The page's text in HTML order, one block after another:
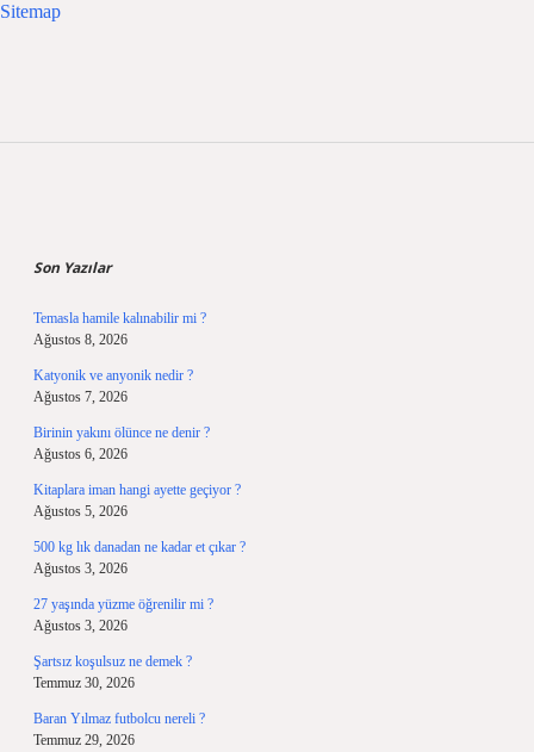
Sitemap
Son Yazılar
Temasla hamile kalınabilir mi ?
Ağustos 8, 2026
Katyonik ve anyonik nedir ?
Ağustos 7, 2026
Birinin yakını ölünce ne denir ?
Ağustos 6, 2026
Kitaplara iman hangi ayette geçiyor ?
Ağustos 5, 2026
500 kg lık danadan ne kadar et çıkar ?
Ağustos 3, 2026
27 yaşında yüzme öğrenilir mi ?
Ağustos 3, 2026
Şartsız koşulsuz ne demek ?
Temmuz 30, 2026
Baran Yılmaz futbolcu nereli ?
Temmuz 29, 2026